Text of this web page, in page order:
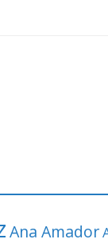
Ana Amador